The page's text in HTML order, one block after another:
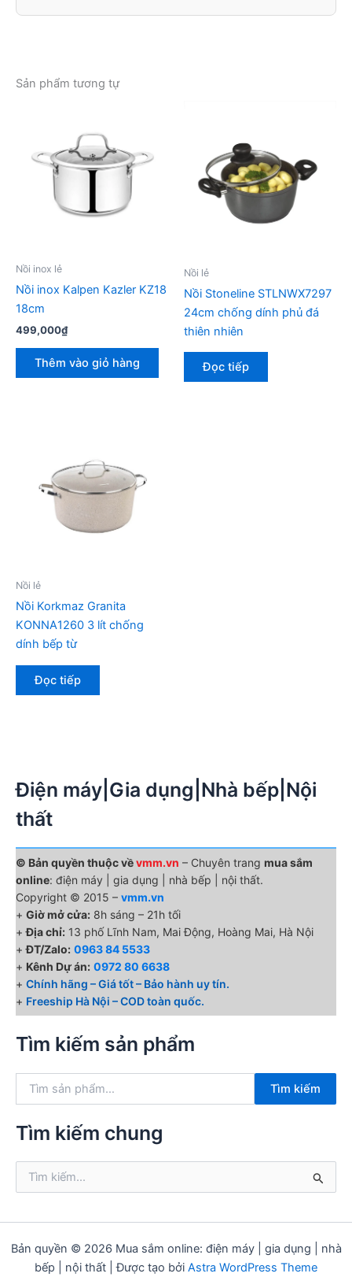
Sản phẩm tương tự
Nồi inox lẻ
Nồi inox Kalpen Kazler KZ18
18cm
499,000₫
Thêm vào giỏ hàng
Nồi lẻ
Nồi Stoneline STLNWX7297
24cm chống dính phủ đá
thiên nhiên
Đọc tiếp
Nồi lẻ
Nồi Korkmaz Granita
KONNA1260 3 lít chống
dính bếp từ
Đọc tiếp
Điện máy|Gia dụng|Nhà bếp|Nội
thất
© Bản quyền thuộc vềvmm.vn – Chuyên trang mua sắm
online: điện máy | gia dụng | nhà bếp | nội thất.
Copyright © 2015 – vmm.vn
+ Giờ mở cửa: 8h sáng – 21h tối
+Địa chỉ: 13 phố Lĩnh Nam, Mai Động, Hoàng Mai, Hà Nội
+ĐT/Zalo: 0963 84 5533
+ Kênh Dự án: 0972 80 6638
+ Chính hãng – Giá tốt – Bảo hành uy tín.
+ Freeship Hà Nội – COD toàn quốc.
Tìm kiếm sản phẩm
k
ế
:
Tìm kiếm
Tìm kiếm chung
ế
Bản quyền © 2026 Mua sắm online: điện máy | gia dụng | nhà
bếp | nội thất | Được tạo bởi Astra WordPress Theme